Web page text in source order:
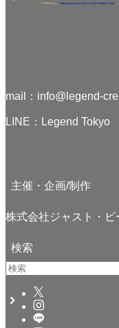
mail： info@legend-
LINE： Legend Tokyo
主催・企画/制作
株式会社ジャスト・ビ
検索